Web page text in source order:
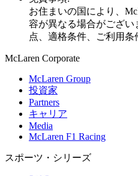
お住まいの国により、
容が異なる場合がござい
点、適格条件、ご利用
McLaren Corporate
McLaren Group
投資家
Partners
キャリア
Media
McLaren F1 Racing
スポーツ・シリーズ